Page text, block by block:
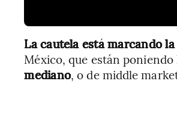
La cautela está marcando
México, que están
mediano, o de middle